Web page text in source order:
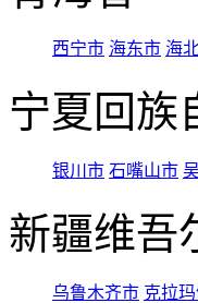
西宁市 海东市 海
宁夏回族
银川市 石嘴山市
新疆维吾
乌鲁木齐市 克拉